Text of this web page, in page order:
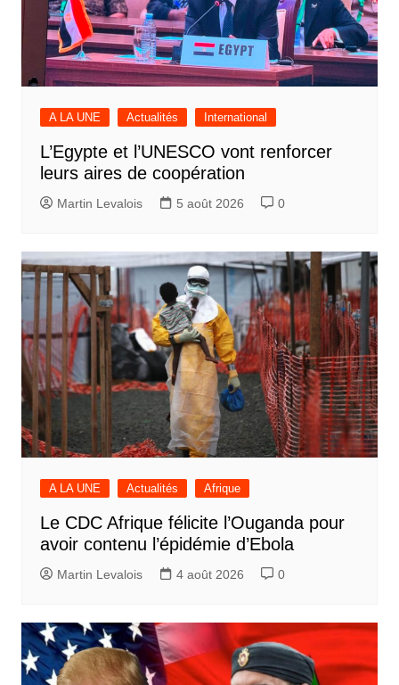
A LA UNE Actualités International
L’Egypte et l’UNESCO vont renforcer
leurs aires de coopération
Martin Levalois 5 août 2026 0
A LA UNE Actualités Afrique
Le CDC Afrique félicite l’Ouganda pour
avoir contenu l’épidémie d’Ebola
Martin Levalois 4 août 2026 0